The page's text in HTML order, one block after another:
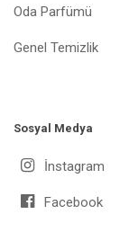
Oda Parfümü
Genel Temizlik
Sosyal Medya
İnstagram
Facebook